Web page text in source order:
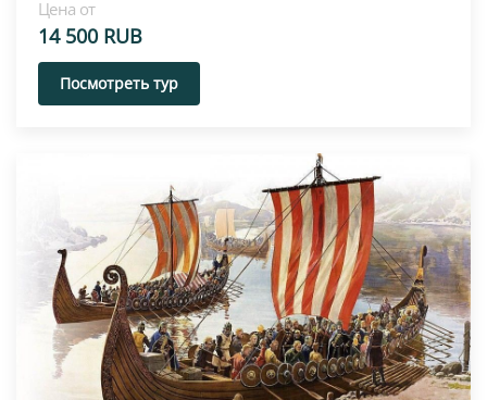
Цена от
14 500 RUB
Посмотреть тур